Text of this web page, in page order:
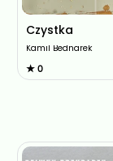
Czystka
Kamil Bednarek
★ 0